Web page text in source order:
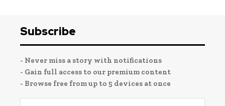
Subscribe
- Never miss a story with notifications
- Gain full access to our premium content
- Browse free from up to 5 devices at once